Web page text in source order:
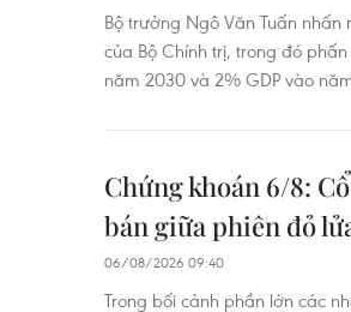
Bộ trưởng Ngô Văn Tuấn
của Bộ Chính trị, trong đó
năm 2030 và 2% GDP vào
Chứng khoán 6/8:
bán giữa phiên đỏ
06/08/2026 09:40
Trong bối cảnh phần lớn các